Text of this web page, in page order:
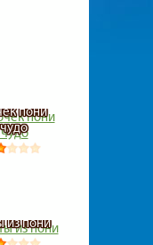
пони
из пони